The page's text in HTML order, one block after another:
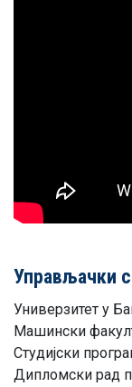
Управљачки
Универзитет у
Машински
Студијски
Диплoмски рaд